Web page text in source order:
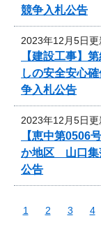
競争入札公告
2023年12月5日更
【建設工事】
しの安全安心
争入札公告
2023年12月5日更
【恵中第0506
か地区 山口集
公告
1 2 3 4